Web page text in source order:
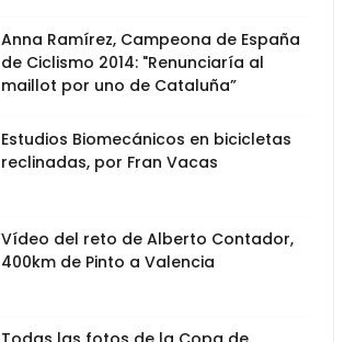
Anna Ramírez, Campeona de España
de Ciclismo 2014: "Renunciaría al
maillot por uno de Cataluña”
Estudios Biomecánicos en bicicletas
reclinadas, por Fran Vacas
Vídeo del reto de Alberto Contador,
400km de Pinto a Valencia